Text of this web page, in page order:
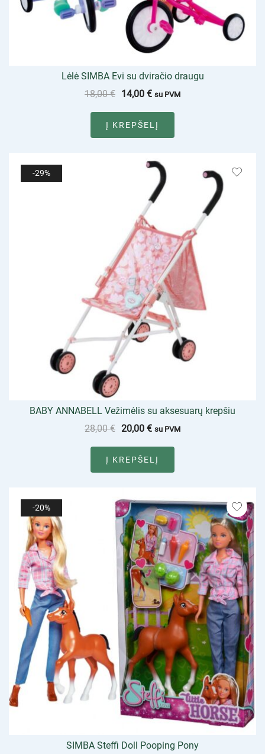
Lėlė SIMBA Evi su dviračio draugu
18,00€ 14,00 € su PVM
Į KREPŠELĮ
-29%
BABY ANNABELL Vežimėlis su aksesuarų krepšiu
28,00€ 20,00 € su PVM
Į KREPŠELĮ
-20%
SIMBA Steffi Doll Pooping Pony